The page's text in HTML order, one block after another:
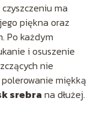
ma
piękna oraz
Po każdym
i osuszenie
nie
miękką
srebra na dłużej.